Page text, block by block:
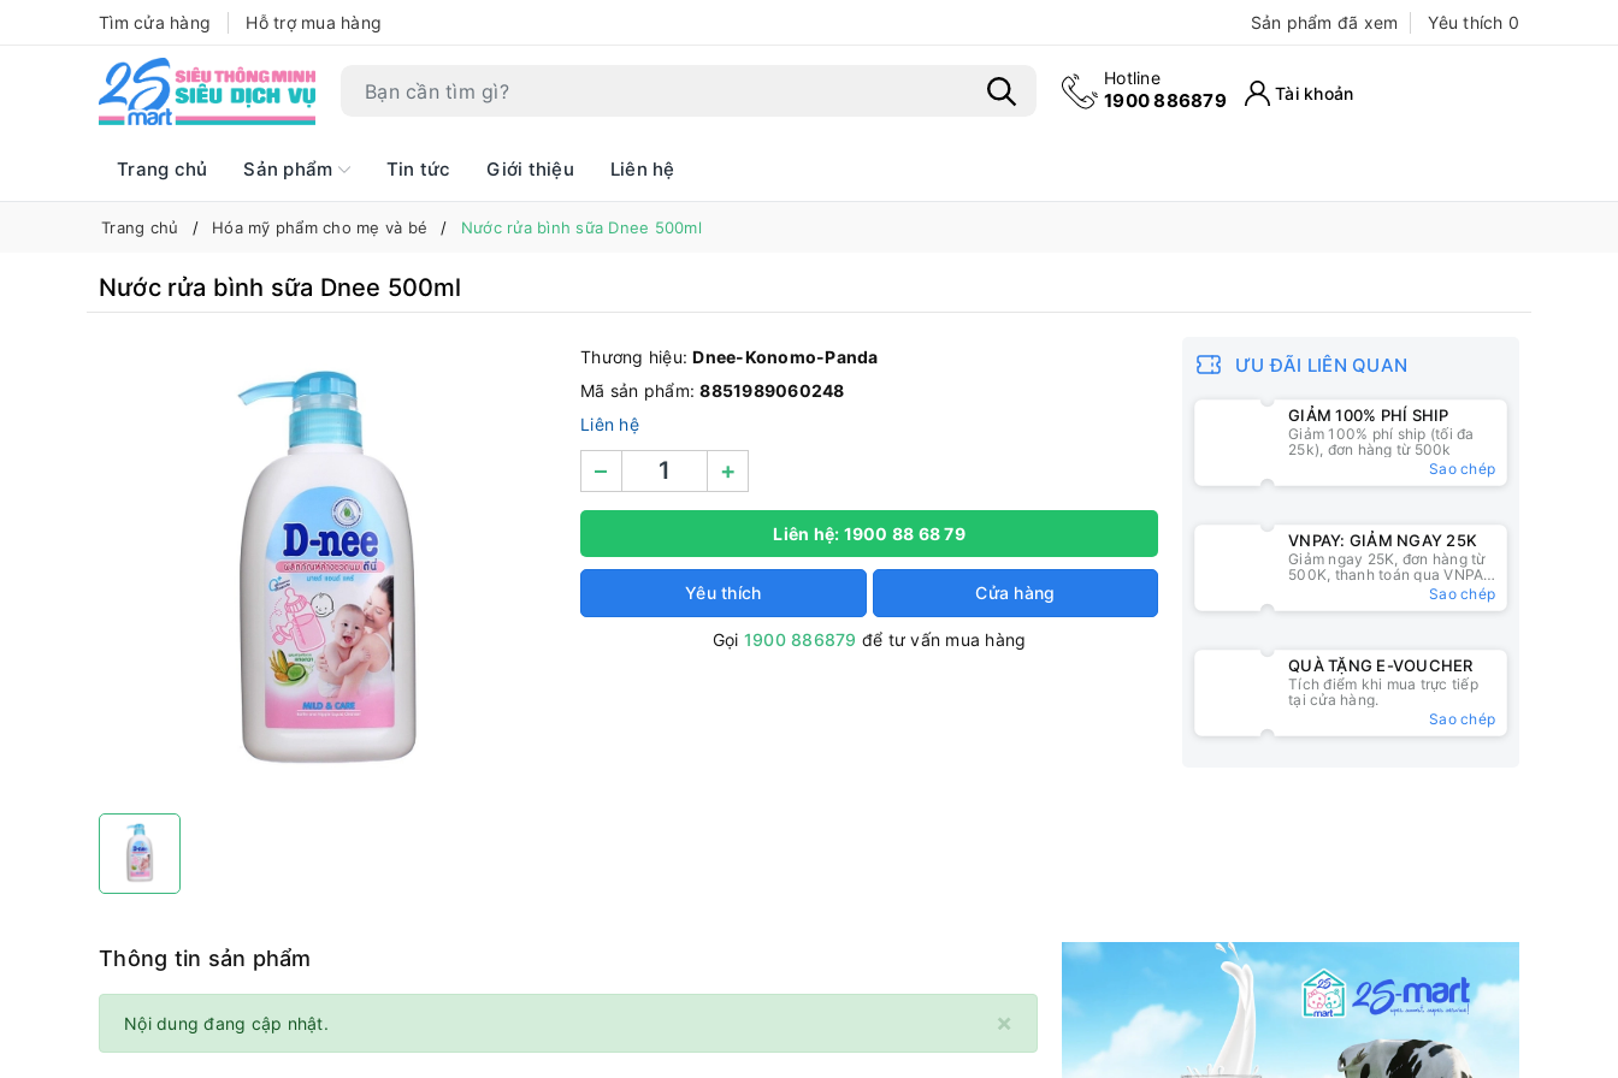
Tìm cửa hàng Hỗ trợ mua hàng Sản phẩm đã xem
Bạn chưa xem sản phẩm nào
Yêu thích 0
Hotline
1900 886879 Tài khoản
Trang chủ Sản phẩm Tin tức Giới thiệu Liên hệ
Trang chủ Hóa mỹ phẩm cho mẹ và bé Nước rửa bình sữa Dnee 500ml
Nước rửa bình sữa Dnee 500ml
Thương hiệu:Dnee-Konomo-Panda
Mã sản phẩm:8851989060248
Liên hệ
– +
Liên hệ: 1900 88 68 79
Yêu thích Cửa hàng
Gọi 1900 886879 để tư vấn mua hàng
ƯU ĐÃI LIÊN QUAN
GIẢM 100% PHÍ SHIP
Giảm 100% phí ship (tối đa
25k), đơn hàng từ 500k
Sao chép
VNPAY: GIẢM NGAY 25K
Giảm ngay 25K, đơn hàng từ
500K, thanh toán qua VNPAY
Sao chép
QUÀ TẶNG E-VOUCHER
Tích điểm khi mua trực tiếp
tại cửa hàng.
Sao chép
Thông tin sản phẩm
×
Nội dung đang cập nhật.